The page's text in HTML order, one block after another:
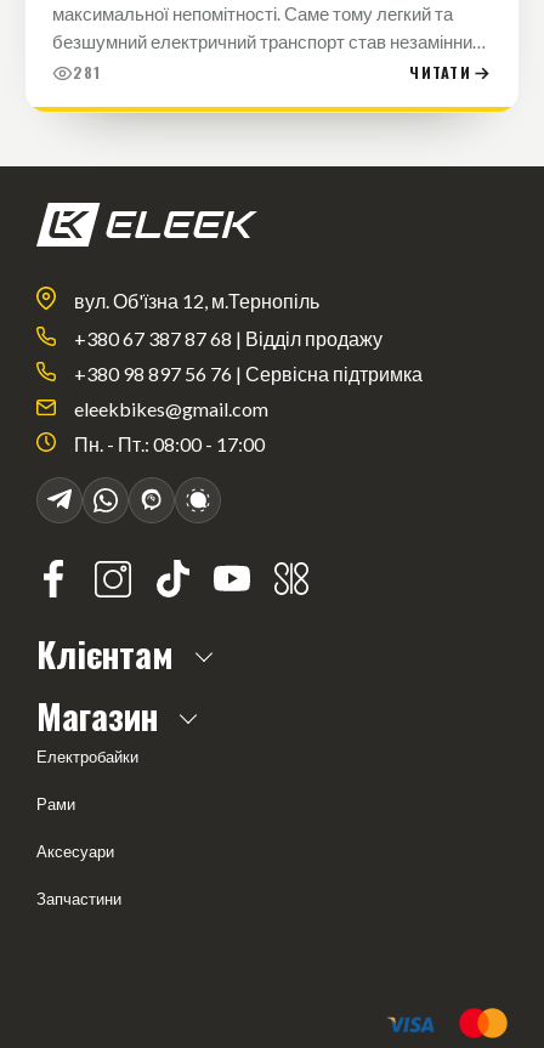
максимальної непомітності. Саме тому легкий та
безшумний електричний транспорт став незамінним
помічником для наших військових на передовій.
281 ЧИТАТИ
вул. Об'їзна 12, м.Тернопіль
+380 67 387 87 68 | Відділ продажу
+380 98 897 56 76 | Сервісна підтримка
eleekbikes@gmail.com
Пн. - Пт.: 08:00 - 17:00
Клієнтам
Магазин
Електробайки
Рами
Аксесуари
Запчастини